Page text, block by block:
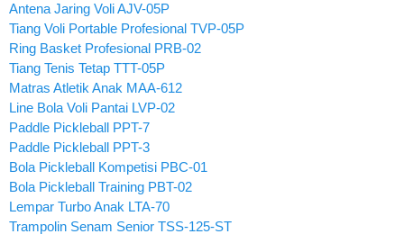
Antena Jaring Voli AJV-05P
Tiang Voli Portable Profesional TVP-05P
Ring Basket Profesional PRB-02
Tiang Tenis Tetap TTT-05P
Matras Atletik Anak MAA-612
Line Bola Voli Pantai LVP-02
Paddle Pickleball PPT-7
Paddle Pickleball PPT-3
Bola Pickleball Kompetisi PBC-01
Bola Pickleball Training PBT-02
Lempar Turbo Anak LTA-70
Trampolin Senam Senior TSS-125-ST